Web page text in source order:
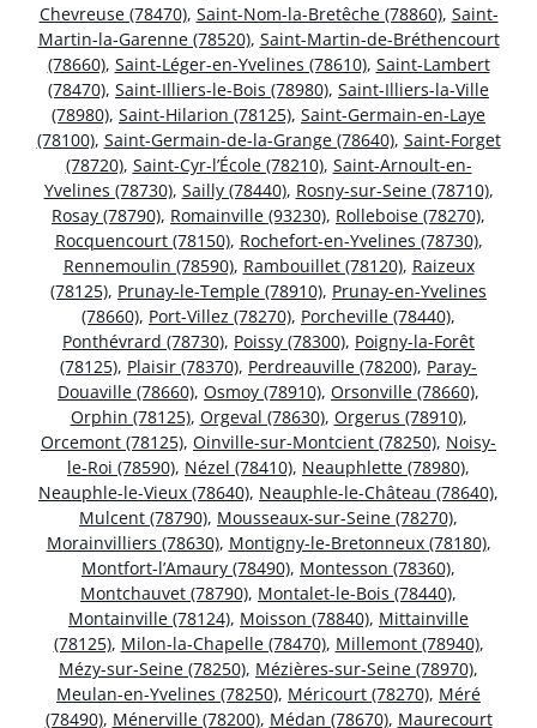
Chevreuse (78470), Saint-Nom-la-Bretêche (78860), Saint-
Martin-la-Garenne (78520), Saint-Martin-de-Bréthencourt
(78660), Saint-Léger-en-Yvelines (78610), Saint-Lambert
(78470), Saint-Illiers-le-Bois (78980), Saint-Illiers-la-Ville
(78980), Saint-Hilarion (78125), Saint-Germain-en-Laye
(78100), Saint-Germain-de-la-Grange (78640), Saint-Forget
(78720), Saint-Cyr-l’École (78210), Saint-Arnoult-en-
Yvelines (78730), Sailly (78440), Rosny-sur-Seine (78710),
Rosay (78790), Romainville (93230), Rolleboise (78270),
Rocquencourt (78150), Rochefort-en-Yvelines (78730),
Rennemoulin (78590), Rambouillet (78120), Raizeux
(78125), Prunay-le-Temple (78910), Prunay-en-Yvelines
(78660), Port-Villez (78270), Porcheville (78440),
Ponthévrard (78730), Poissy (78300), Poigny-la-Forêt
(78125), Plaisir (78370), Perdreauville (78200), Paray-
Douaville (78660), Osmoy (78910), Orsonville (78660),
Orphin (78125), Orgeval (78630), Orgerus (78910),
Orcemont (78125), Oinville-sur-Montcient (78250), Noisy-
le-Roi (78590), Nézel (78410), Neauphlette (78980),
Neauphle-le-Vieux (78640), Neauphle-le-Château (78640),
Mulcent (78790), Mousseaux-sur-Seine (78270),
Morainvilliers (78630), Montigny-le-Bretonneux (78180),
Montfort-l’Amaury (78490), Montesson (78360),
Montchauvet (78790), Montalet-le-Bois (78440),
Montainville (78124), Moisson (78840), Mittainville
(78125), Milon-la-Chapelle (78470), Millemont (78940),
Mézy-sur-Seine (78250), Mézières-sur-Seine (78970),
Meulan-en-Yvelines (78250), Méricourt (78270), Méré
(78490), Ménerville (78200), Médan (78670), Maurecourt